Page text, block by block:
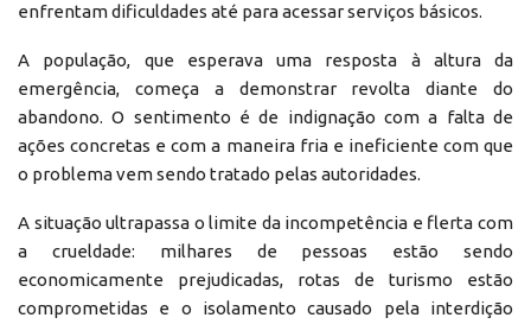
enfrentam dificuldades até para acessar serviços básicos.
A população, que esperava uma resposta à altura da
emergência, começa a demonstrar revolta diante do
abandono. O sentimento é de indignação com a falta de
ações concretas e com a maneira fria e ineficiente com que
o problema vem sendo tratado pelas autoridades.
A situação ultrapassa o limite da incompetência e flerta com
a crueldade: milhares de pessoas estão sendo
economicamente prejudicadas, rotas de turismo estão
comprometidas e o isolamento causado pela interdição